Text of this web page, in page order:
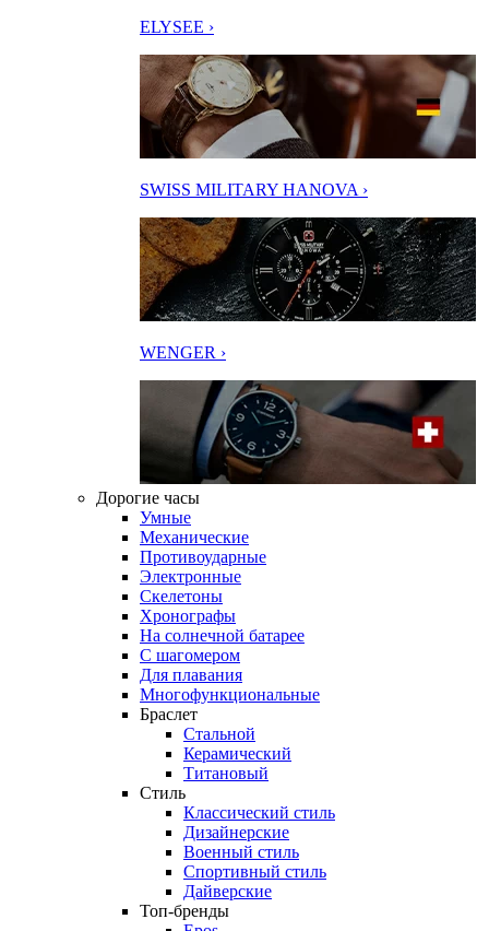
ELYSEE ›
SWISS MILITARY HANOVA ›
WENGER ›
Дорогие часы
Умные
Механические
Противоударные
Электронные
Скелетоны
Хронографы
На солнечной батарее
С шагомером
Для плавания
Многофункциональные
Браслет
Стальной
Керамический
Титановый
Стиль
Классический стиль
Дизайнерские
Военный стиль
Спортивный стиль
Дайверские
Топ-бренды